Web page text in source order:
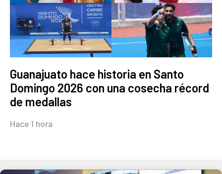
Guanajuato hace historia en Santo
Domingo 2026 con una cosecha récord
de medallas
Hace 1 hora